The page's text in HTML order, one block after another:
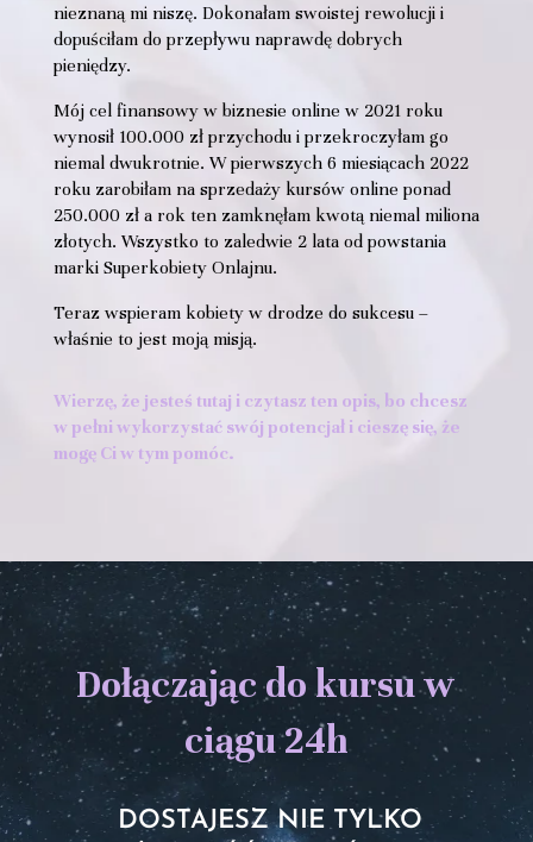
nieznaną mi niszę. Dokonałam swoistej rewolucji i
dopuściłam do przepływu naprawdę dobrych
pieniędzy.
Mój cel finansowy w biznesie online w 2021 roku
wynosił 100.000 zł przychodu i przekroczyłam go
niemal dwukrotnie. W pierwszych 6 miesiącach 2022
roku zarobiłam na sprzedaży kursów online ponad
250.000 zł a rok ten zamknęłam kwotą niemal miliona
złotych. Wszystko to zaledwie 2 lata od powstania
marki Superkobiety Onlajnu.
Teraz wspieram kobiety w drodze do sukcesu –
właśnie to jest moją misją.
Wierzę, że jesteś tutaj i czytasz ten opis, bo chcesz
w pełni wykorzystać swój potencjał i cieszę się, że
mogę Ci w tym pomóc.
Dołączając do kursu w
ciągu 24h
DOSTAJESZ NIE TYLKO